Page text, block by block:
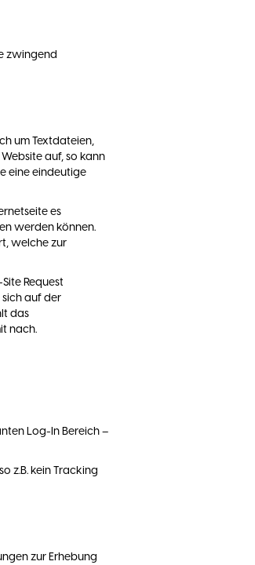
zwingend
um Textdateien,
auf, so kann
eine eindeutige
es
werden können.
welche zur
Request
auf der
das
nach.
Log-In Bereich –
z.B. kein Tracking
zur Erhebung